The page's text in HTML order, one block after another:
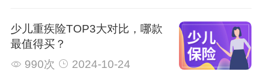
少儿重疾险TOP3大对比，哪款
最值得买？
990次
2024-10-24